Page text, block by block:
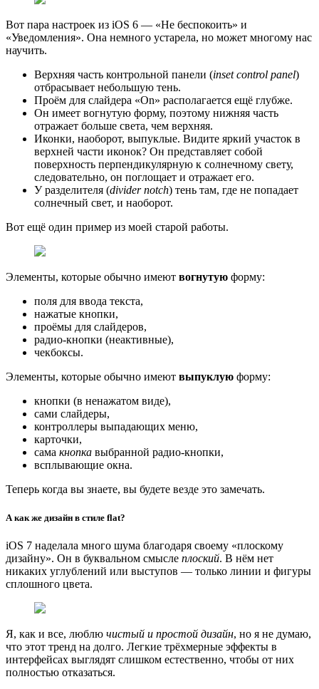
Вот пара настроек из iOS 6 — «Не беспокоить» и
«Уведомления». Она немного устарела, но может многому нас
научить.
Верхняя часть контрольной панели (inset control panel)
отбрасывает небольшую тень.
Проём для слайдера «On» располагается ещё глубже.
Он имеет вогнутую форму, поэтому нижняя часть
отражает больше света, чем верхняя.
Иконки, наоборот, выпуклые. Видите яркий участок в
верхней части иконок? Он представляет собой
поверхность перпендикулярную к солнечному свету,
следовательно, он поглощает и отражает его.
У разделителя (divider notch) тень там, где не попадает
солнечный свет, и наоборот.
Вот ещё один пример из моей старой работы.
Элементы, которые обычно имеют вогнутую форму:
поля для ввода текста,
нажатые кнопки,
проёмы для слайдеров,
радио-кнопки (неактивные),
чекбоксы.
Элементы, которые обычно имеют выпуклую форму:
кнопки (в ненажатом виде),
сами слайдеры,
контроллеры выпадающих меню,
карточки,
сама кнопка выбранной радио-кнопки,
всплывающие окна.
Теперь когда вы знаете, вы будете везде это замечать.
А как же дизайн в стиле flat?
iOS 7 наделала много шума благодаря своему «плоскому
дизайну». Он в буквальном смысле плоский. В нём нет
никаких углублений или выступов — только линии и фигуры
сплошного цвета.
Я, как и все, люблю чистый и простой дизайн, но я не думаю,
что этот тренд на долго. Легкие трёхмерные эффекты в
интерфейсах выглядят слишком естественно, чтобы от них
полностью отказаться.